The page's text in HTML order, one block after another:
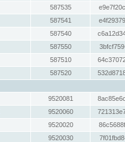
587535
587541
587540
587550
587510
587520
9520081
9520060
9520020
9520030